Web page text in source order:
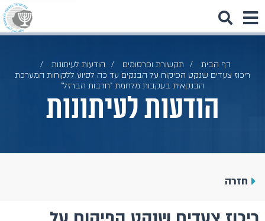
דף הבית תקשורת ופרסומים
הודעות לעיתונות
ריכוז צעדים שנקט הפיקוח על הבנקים עד כה לסיוע ללקוחות המערכת
הבנקאית בעקבות מלחמת "חרבות הברזל"
הודעות לעיתונות
חזרה